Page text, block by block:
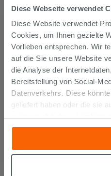
Diese Webseite verwendet
Diese Website verwendet
Cookies, um Ihnen gezielte
Vorlieben entsprechen. Wir
auf die Sie unsere Website
die Analyse der
Bereitstellung von Social-
Datenverkehrs. Diese
geliefert haben oder die sie
Zustimmung zu allen oder
„Anpassen“. Die
„Cookies akzeptieren“
klicken, können Sie das
Banküberweisung
Widerrufsrecht
Für Online-Käufe gilt ein
Widerrufsfrist beträgt 14
Ware angeliefert wurde.
Wenn Sie mehr wissen
Iperceramica